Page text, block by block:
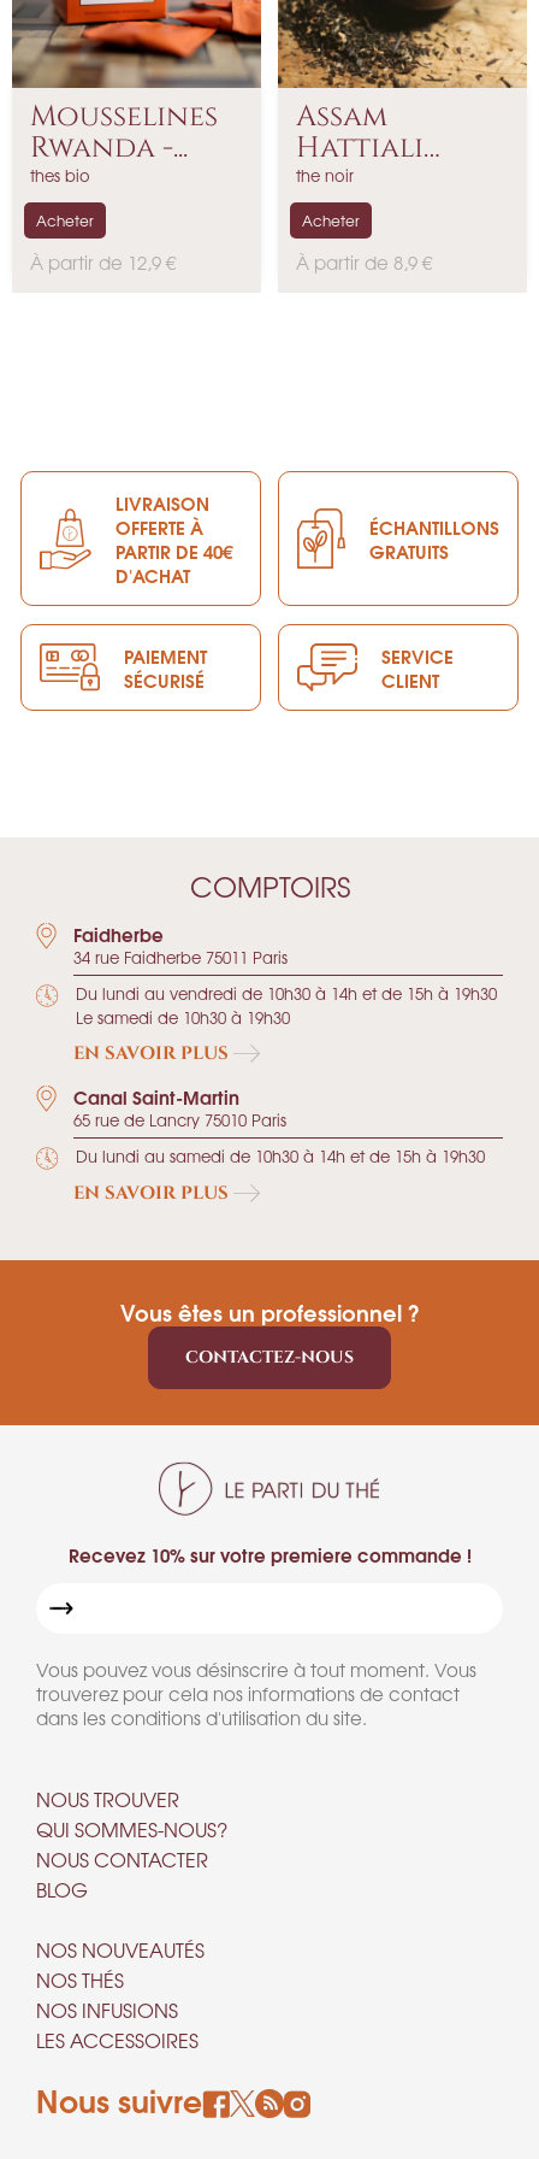
Mousselines
Rwanda -...
thes bio
P
À partir de 12,9 €
Acheter
Assam
Hattiali
Golden
Tippy...
the noir
P
À partir de 8,9 €
Acheter
LIVRAISON
OFFERTE À
PARTIR DE 40€
D'ACHAT
ÉCHANTILLONS
GRATUITS
PAIEMENT
SÉCURISÉ
SERVICE
CLIENT
COMPTOIRS
Faidherbe
34 rue Faidherbe 75011 Paris
Du lundi au vendredi de 10h30 à 14h et de 15h à 19h30
Le samedi de 10h30 à 19h30
EN SAVOIR PLUS
Canal Saint-Martin
65 rue de Lancry 75010 Paris
Du lundi au samedi de 10h30 à 14h et de 15h à 19h30
EN SAVOIR PLUS
Vous êtes un professionnel ?
CONTACTEZ-NOUS
Recevez 10% sur votre premiere commande !
Vous pouvez vous désinscrire à tout moment. Vous
trouverez pour cela nos informations de contact
dans les conditions d'utilisation du site.
NOUS TROUVER
QUI SOMMES-NOUS?
NOUS CONTACTER
BLOG
NOS NOUVEAUTÉS
NOS THÉS
NOS INFUSIONS
LES ACCESSOIRES
Nous suivre